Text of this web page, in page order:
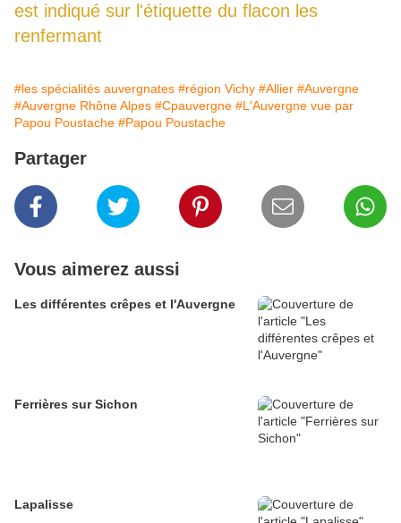
est indiqué sur l'étiquette du flacon les
renfermant
#les spécialités auvergnates #région Vichy #Allier #Auvergne
#Auvergne Rhône Alpes #Cpauvergne #L'Auvergne vue par
Papou Poustache #Papou Poustache
Partager
Vous aimerez aussi
Les différentes crêpes et l'Auvergne
Ferrières sur Sichon
Lapalisse